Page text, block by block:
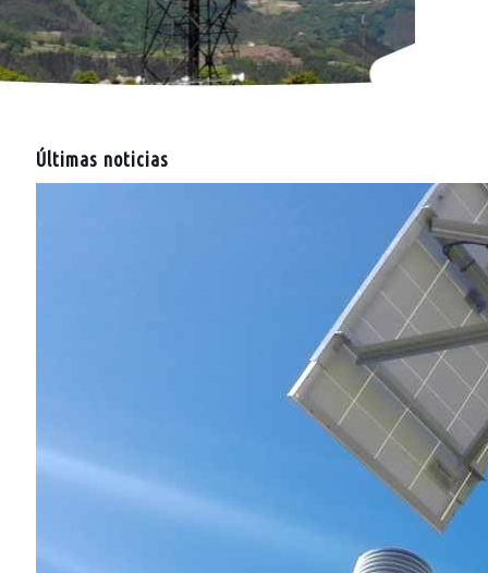
Últimas noticias